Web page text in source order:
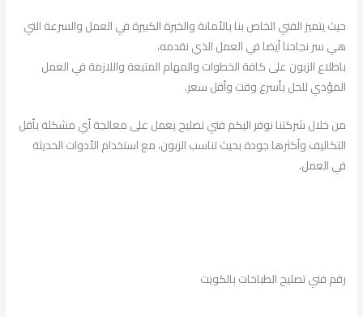
حيث يتميز الفني الخاص بنا بالأمانة والخبرة الكبيرة في العمل والسرعة التي
هي سر نجاحنا أيضا في العمل الذي نقدمه،
باطلاع الزبون على كافة الخطوات والمهام المتبعة واللازمة في العمل
المؤدي للحل بأسرع وقت وأقل سعر.
من خلال شركتنا نوفر اليكم فني تصليح يعمل على معالجة أي مشكلة بأقل
التكاليف وأكثرها جودة بحيث تناسب الزبون، مع استخدام الأدوات الحديثة
في العمل.
رقم فني تصليح الطباخات بالكويت